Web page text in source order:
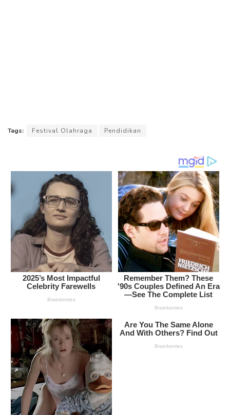
Tags: Festival Olahraga Pendidikan